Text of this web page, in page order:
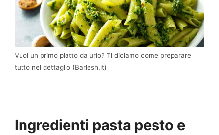
Vuoi un primo piatto da urlo? Ti diciamo come preparare
tutto nel dettaglio (Barlesh.it)
Ingredienti pasta pesto e